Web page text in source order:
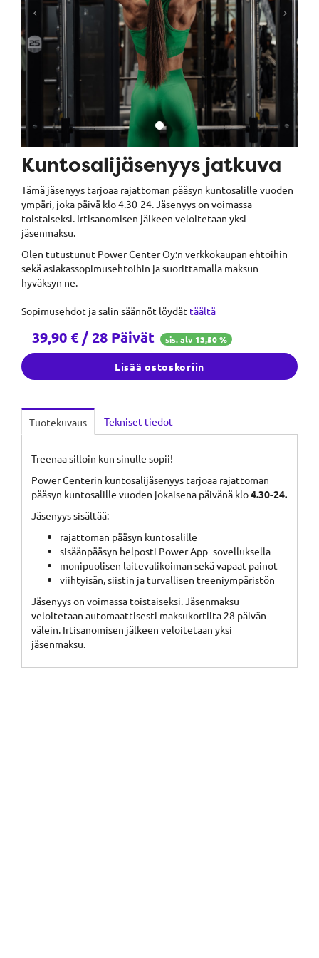
Kuntosalijäsenyys jatkuva
Tämä jäsenyys tarjoaa rajattoman pääsyn kuntosalille vuoden
ympäri, joka päivä klo 4.30-24. Jäsenyys on voimassa
toistaiseksi. Irtisanomisen jälkeen veloitetaan yksi
jäsenmaksu.
Olen tutustunut Power Center Oy:n verkkokaupan ehtoihin
sekä asiakassopimusehtoihin ja suorittamalla maksun
hyväksyn ne.
Sopimusehdot ja salin säännöt löydät täältä
39,90 € / 28 Päivät sis. alv 13,50 %
Lisää ostoskoriin
Tuotekuvaus Tekniset tiedot
Treenaa silloin kun sinulle sopii!
Power Centerin kuntosalijäsenyys tarjoaa rajattoman
pääsyn kuntosalille vuoden jokaisena päivänä klo4.30-24.
Jäsenyys sisältää:
rajattoman pääsyn kuntosalille
sisäänpääsyn helposti Power App -sovelluksella
monipuolisen laitevalikoiman sekä vapaat painot
viihtyisän, siistin ja turvallisen treeniympäristön
Jäsenyys on voimassa toistaiseksi. Jäsenmaksu
veloitetaan automaattisesti maksukortilta 28 päivän
välein. Irtisanomisen jälkeen veloitetaan yksi
jäsenmaksu.